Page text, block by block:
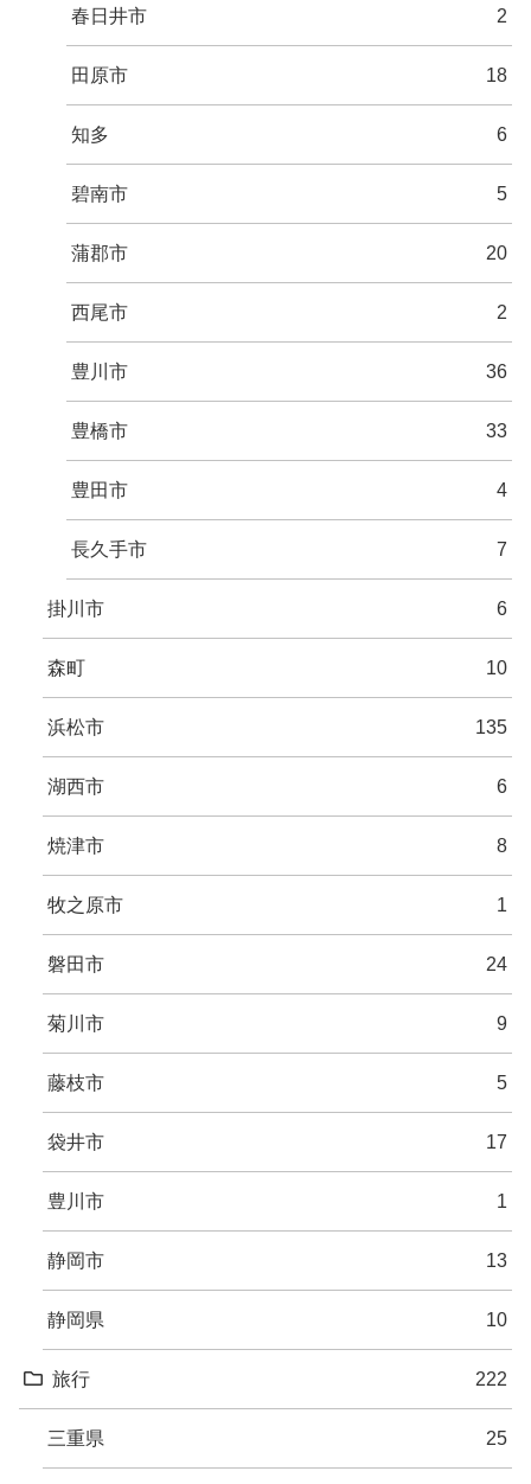
春日井市 2
田原市 18
知多 6
碧南市 5
蒲郡市 20
西尾市 2
豊川市 36
豊橋市 33
豊田市 4
長久手市 7
掛川市 6
森町 10
浜松市 135
湖西市 6
焼津市 8
牧之原市 1
磐田市 24
菊川市 9
藤枝市 5
袋井市 17
豊川市 1
静岡市 13
静岡県 10
旅行 222
三重県 25